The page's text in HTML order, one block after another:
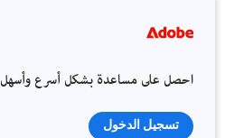
احصل على مساعدة بشكل أسرع وأسهل
تسجيل الدخول